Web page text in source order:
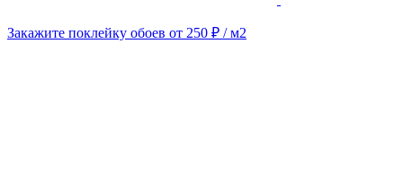
Закажите поклейку обоев от 250 ₽ / м2